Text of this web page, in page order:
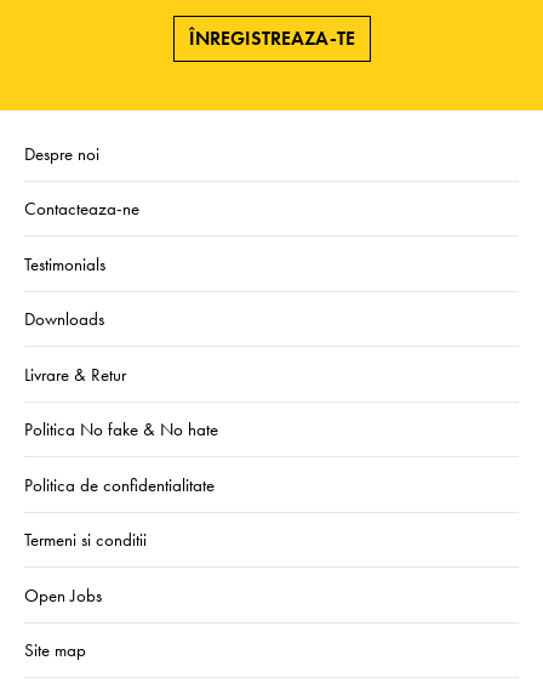
ÎNREGISTREAZA-TE
Despre noi
Contacteaza-ne
Testimonials
Downloads
Livrare & Retur
Politica No fake & No hate
Politica de confidentialitate
Termeni si conditii
Open Jobs
Site map